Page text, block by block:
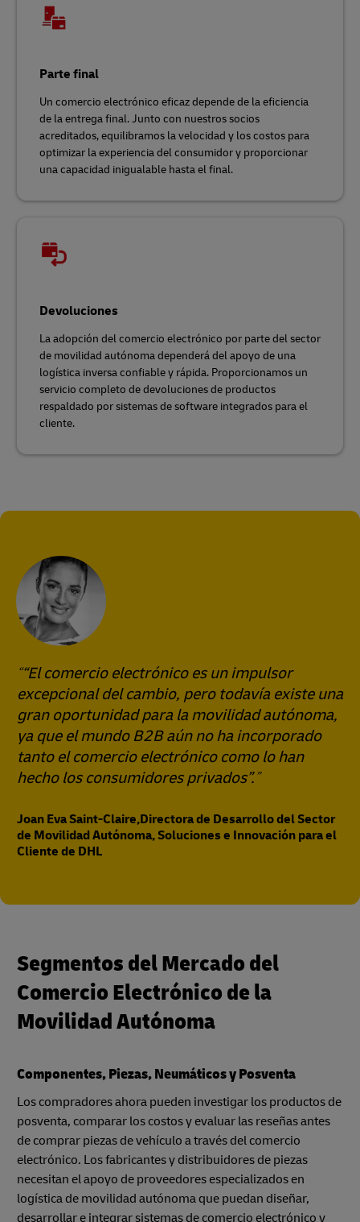
Parte final
Un comercio electrónico eficaz depende de la eficiencia
de la entrega final. Junto con nuestros socios
acreditados, equilibramos la velocidad y los costos para
optimizar la experiencia del consumidor y proporcionar
una capacidad inigualable hasta el final.
Devoluciones
La adopción del comercio electrónico por parte del sector
de movilidad autónoma dependerá del apoyo de una
logística inversa confiable y rápida. Proporcionamos un
servicio completo de devoluciones de productos
respaldado por sistemas de software integrados para el
cliente.
“El comercio electrónico es un impulsor
excepcional del cambio, pero todavía existe una
gran oportunidad para la movilidad autónoma,
ya que el mundo B2B aún no ha incorporado
tanto el comercio electrónico como lo han
hecho los consumidores privados”.
Joan Eva Saint-Claire,Directora de Desarrollo del Sector
de Movilidad Autónoma, Soluciones e Innovación para el
Cliente de DHL
Segmentos del Mercado del
Comercio Electrónico de la
Movilidad Autónoma
Componentes, Piezas, Neumáticos y Posventa
Los compradores ahora pueden investigar los productos de
posventa, comparar los costos y evaluar las reseñas antes
de comprar piezas de vehículo a través del comercio
electrónico. Los fabricantes y distribuidores de piezas
necesitan el apoyo de proveedores especializados en
logística de movilidad autónoma que puedan diseñar,
desarrollar e integrar sistemas de comercio electrónico y